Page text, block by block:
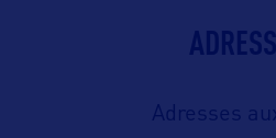
Adresses